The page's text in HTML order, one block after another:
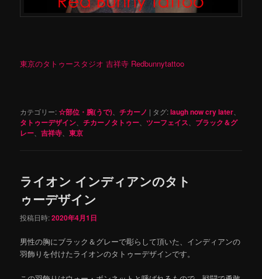
東京のタトゥースタジオ 吉祥寺 Redbunnytattoo
カテゴリー:☆部位・腕(うで) 、チカーノ | タグ:laugh now cry later
タトゥーデザイン 、チカーノタトゥー 、ツーフェイス
ブラック＆グ
レー 、吉祥寺 、東京
ライオン インディアンのタト
ゥーデザイン
投稿日時:2020年4月1日
男性の胸にブラック＆グレーで彫らして頂いた、インディアンの
羽飾りを付けたライオンのタトゥーデザインです。